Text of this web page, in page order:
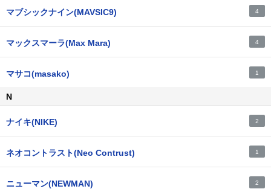
マブシックナイン(MAVSIC9) 4
マックスマーラ(Max Mara) 4
マサコ(masako) 1
N
ナイキ(NIKE) 2
ネオコントラスト(Neo Contrust) 1
ニューマン(NEWMAN) 2